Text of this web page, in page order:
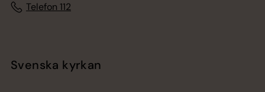
Telefon 112
Svenska kyrkan